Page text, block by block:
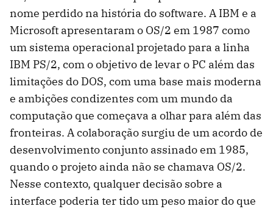
nome perdido na história do software. A IBM e a
Microsoft apresentaram o OS/2 em 1987 como
um sistema operacional projetado para a linha
IBM PS/2, com o objetivo de levar o PC além das
limitações do DOS, com uma base mais moderna
e ambições condizentes com um mundo da
computação que começava a olhar para além das
fronteiras. A colaboração surgiu de um acordo de
desenvolvimento conjunto assinado em 1985,
quando o projeto ainda não se chamava OS/2.
Nesse contexto, qualquer decisão sobre a
interface poderia ter tido um peso maior do que